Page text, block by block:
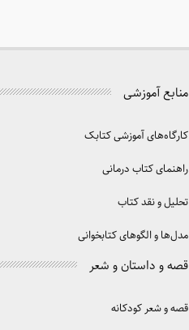
منابع آموزشی
کارگاه‌های آموزشی کتابک
راهنمای کتاب درمانی
تحلیل و نقد کتاب
مدل‌ها و الگوهای کتابخوانی
قصه و داستان و شعر
قصه و شعر کودکانه